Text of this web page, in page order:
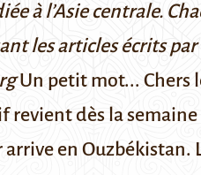
à l’Asie centrale.
les articles écrits
Un petit mot... Chers
revient dès la
arrive en Ouzbékistan.